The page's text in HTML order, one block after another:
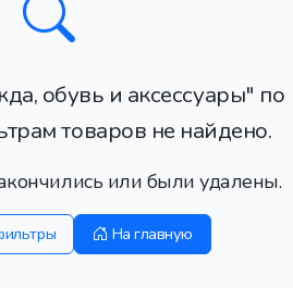
обувь и аксессуары" по
товаров не найдено.
или были удалены.
На главную